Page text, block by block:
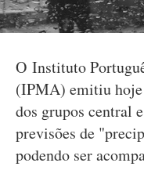
O Instituto
(IPMA) emitiu hoje
dos grupos central
previsões de
podendo ser